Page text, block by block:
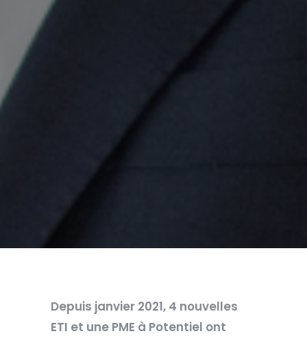
Depuis janvier 2021, 4 nouvelles
ETI et une PME à Potentiel ont